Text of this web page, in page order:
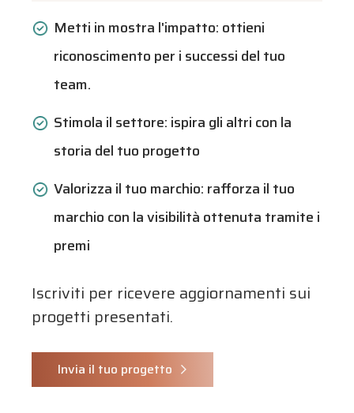
Metti in mostra l'impatto: ottieni
riconoscimento per i successi del tuo
team.
Stimola il settore: ispira gli altri con la
storia del tuo progetto
Valorizza il tuo marchio: rafforza il tuo
marchio con la visibilità ottenuta tramite i
premi
Iscriviti per ricevere aggiornamenti sui
progetti presentati.
Invia il tuo progetto